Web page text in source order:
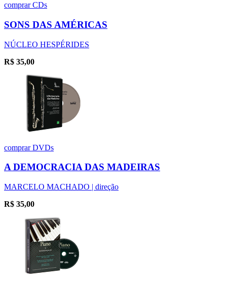
comprarCDs
SONS DAS AMÉRICAS
NÚCLEO HESPÉRIDES
R$ 35,00
comprarDVDs
A DEMOCRACIA DAS MADEIRAS
MARCELO MACHADO | direção
R$ 35,00